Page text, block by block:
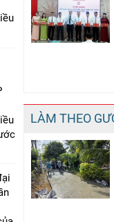
LÀM THEO